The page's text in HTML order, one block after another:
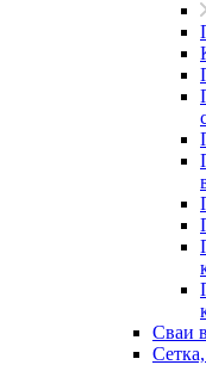
Сваи